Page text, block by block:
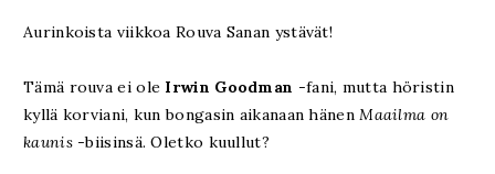
Aurinkoista viikkoa Rouva Sanan ystävät!
Tämä rouva ei ole Irwin Goodman -fani, mutta höristin
kyllä korviani, kun bongasin aikanaan hänenMaailma on
kaunis-biisinsä. Oletko kuullut?